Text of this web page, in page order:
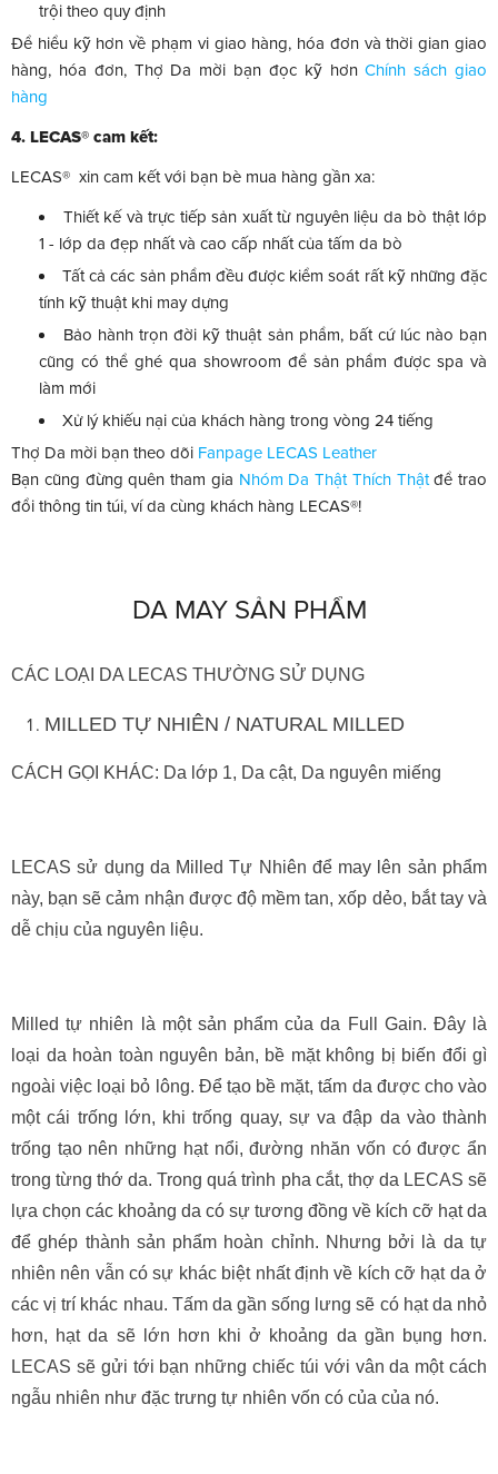
trội theo quy định
Để hiểu kỹ hơn về phạm vi giao hàng, hóa đơn và thời gian giao
hàng, hóa đơn, Thợ Da mời bạn đọc kỹ hơnChính sách giao
hàng
4. LECAS® cam kết:
LECAS® xin cam kết với bạn bè mua hàng gần xa:
Thiết kế và trực tiếp sản xuất từ nguyên liệu da bò thật lớp
1 - lớp da đẹp nhất và cao cấp nhất của tấm da bò
Tất cả các sản phẩm đều được kiểm soát rất kỹ những đặc
tính kỹ thuật khi may dựng
Bảo hành trọn đời kỹ thuật sản phẩm, bất cứ lúc nào bạn
cũng có thể ghé qua showroom để sản phẩm được spa và
làm mới
Xử lý khiếu nại của khách hàng trong vòng 24 tiếng
Thợ Da mời bạn theo dõi Fanpage LECAS Leather
Bạn cũng đừng quên tham gia Nhóm Da Thật Thích Thậtđể trao
đổi thông tin túi, ví da cùng khách hàng LECAS®!
DA MAY SẢN PHẨM
CÁC LOẠI DA LECAS THƯỜNG SỬ DỤNG
MILLED TỰ NHIÊN / NATURAL MILLED
CÁCH GỌI KHÁC: Da lớp 1, Da cật, Da nguyên miếng
LECAS sử dụng da Milled Tự Nhiên để may lên sản phẩm
này, bạn sẽ cảm nhận được độ mềm tan, xốp dẻo, bắt tay và
dễ chịu của nguyên liệu.
Milled tự nhiên là một sản phẩm của da Full Gain. Đây là
loại da hoàn toàn nguyên bản, bề mặt không bị biến đổi gì
ngoài việc loại bỏ lông. Để tạo bề mặt, tấm da được cho vào
một cái trống lớn, khi trống quay, sự va đập da vào thành
trống tạo nên những hạt nổi, đường nhăn vốn có được ẩn
trong từng thớ da. Trong quá trình pha cắt, thợ da LECAS sẽ
lựa chọn các khoảng da có sự tương đồng về kích cỡ hạt da
để ghép thành sản phẩm hoàn chỉnh. Nhưng bởi là da tự
nhiên nên vẫn có sự khác biệt nhất định về kích cỡ hạt da ở
các vị trí khác nhau. Tấm da gần sống lưng sẽ có hạt da nhỏ
hơn, hạt da sẽ lớn hơn khi ở khoảng da gần bụng hơn.
LECAS sẽ gửi tới bạn những chiếc túi với vân da một cách
ngẫu nhiên như đặc trưng tự nhiên vốn có của của nó.